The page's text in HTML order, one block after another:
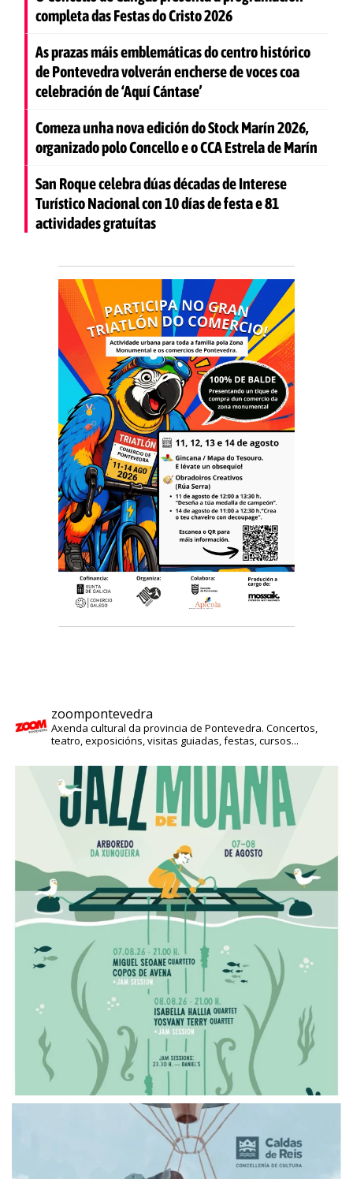
completa das Festas do Cristo 2026
As prazas máis emblemáticas do centro histórico
de Pontevedra volverán encherse de voces coa
celebración de ‘Aquí Cántase’
Comeza unha nova edición do Stock Marín 2026,
organizado polo Concello e o CCA Estrela de Marín
San Roque celebra dúas décadas de Interese
Turístico Nacional con 10 días de festa e 81
actividades gratuítas
zoompontevedra
Axenda cultural da provincia de Pontevedra. Concertos,
teatro, exposicións, visitas guiadas, festas, cursos...